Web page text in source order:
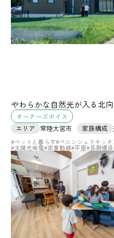
やわらかな自然光が入る北
オーナーズボイス
エリア
常陸大宮市 家族構成
#ペットと暮らす#ペニンシュラキッ
#太陽光発電#家事動線#平屋#長期優